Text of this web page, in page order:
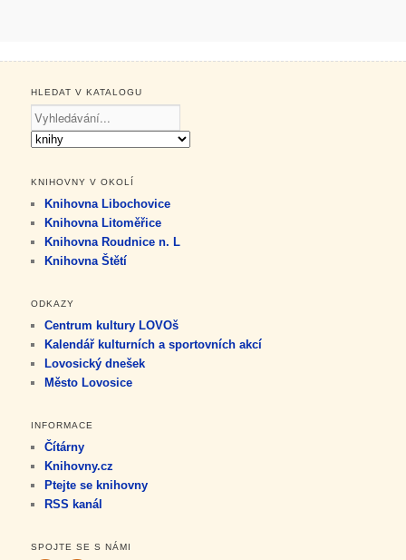
HLEDAT V KATALOGU
KNIHOVNY V OKOLÍ
Knihovna Libochovice
Knihovna Litoměřice
Knihovna Roudnice n. L
Knihovna Štětí
ODKAZY
Centrum kultury LOVOš
Kalendář kulturních a sportovních akcí
Lovosický dnešek
Město Lovosice
INFORMACE
Čítárny
Knihovny.cz
Ptejte se knihovny
RSS kanál
SPOJTE SE S NÁMI